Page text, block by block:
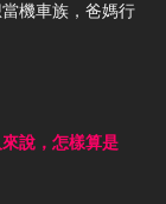
機車族，爸媽行
說，怎樣算是